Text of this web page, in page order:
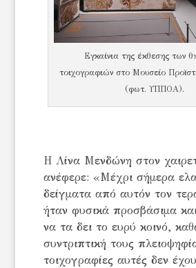
Εγκαίνια της έκθεσης των
τοιχογραφιών στο Μουσείο
(φωτ. ΥΠΠΟΑ).
Η Λίνα Μενδώνη στον
ανέφερε: «Μέχρι σήμερα
δείγματα από αυτόν τον
ήταν φυσικά προσβάσιμα
να τα δει το ευρύ κοινό,
συντριπτική τους
τοιχογραφίες αυτές δεν